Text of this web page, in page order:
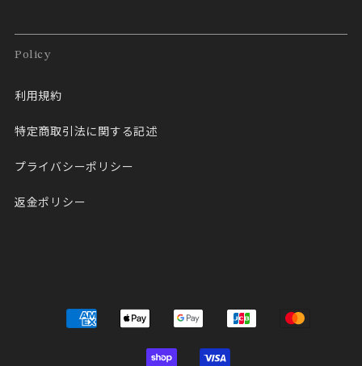
Policy
利用規約
特定商取引法に関する記述
プライバシーポリシー
返金ポリシー